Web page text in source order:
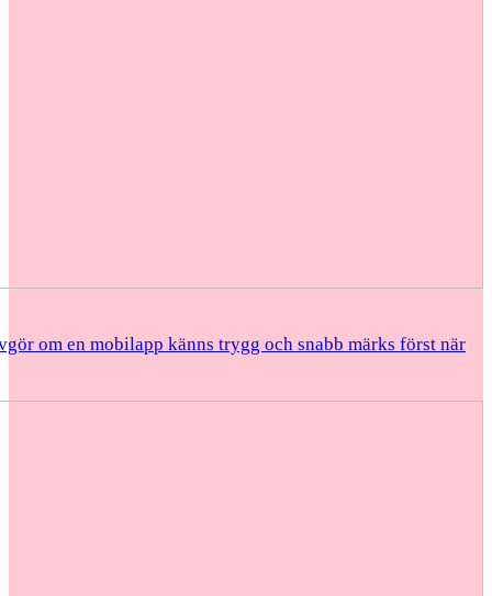
om en mobilapp känns trygg och snabb märks först när